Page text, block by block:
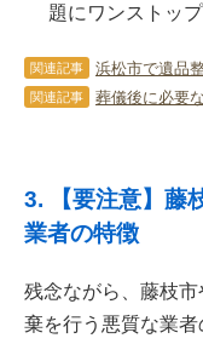
題にワンストッ
関連記事
関連記事
3. 【要注意】藤
業者の特徴
残念ながら、藤枝
棄を行う悪質な業